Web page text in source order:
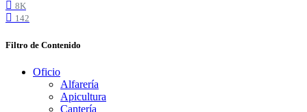
8K
142
Filtro de Contenido
Oficio
Alfarería
Apicultura
Cantería